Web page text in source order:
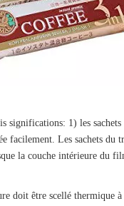
1) les
Les sachets du
la couche intérieure du
être scellé thermique